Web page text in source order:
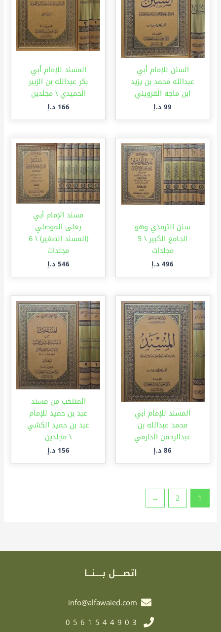
السنن للإمام أبي
عبدالله محمد بن يزيد
ابن ماجه القزويني
99 د.إ
المسند للإمام أبي
بكر عبدالله بن الزبير
الحميدي \ مجلدين
166 د.إ
سنن الترمذي وهو
الجامع الكبير \ 5
مجلدات
496 د.إ
مسند الإمام أبي
يعلى الموصلي
(المسند الصغير) \ 6
مجلدات
546 د.إ
المسند للإمام أبي
محمد عبدالله بن
عبدالرحمن الدارمي
86 د.إ
المنتخب من مسند
عبد بن حميد للإمام
عبد بن حميد الكشي
\ مجلدين
156 د.إ
1
2
←
اتصـــــل بـــــنـــا
info@alfawaied.com
0561544903